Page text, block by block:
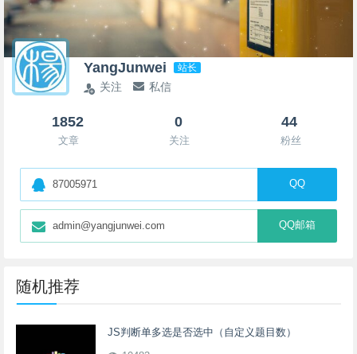
YangJunwei 站长
关注 私信
1852
文章
0
关注
44
粉丝
87005971 QQ
admin@yangjunwei.com QQ邮箱
随机推荐
JS判断单多选是否选中（自定义题目数）